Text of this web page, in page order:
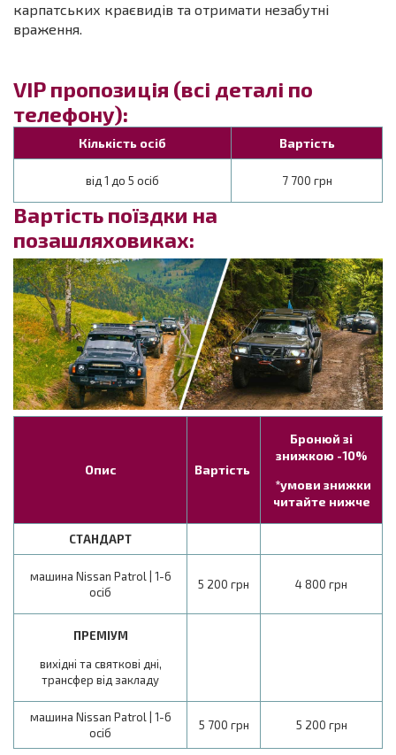
карпатських краєвидів та отримати незабутні
враження.
VIP пропозиція (всі деталі по
телефону):
Кількість осіб Вартість
від 1 до 5 осіб 7 700 грн
Вартість поїздки на
позашляховиках:
Опис Вартість
Бронюй зі
знижкою -10%
*умови знижки
читайте нижче
СТАНДАРТ
машина Nissan Patrol | 1-6
осіб
5 200 грн 4 800 грн
ПРЕМІУМ
вихідні та святкові дні,
трансфер від закладу
машина Nissan Patrol | 1-6
осіб
5 700 грн 5 200 грн